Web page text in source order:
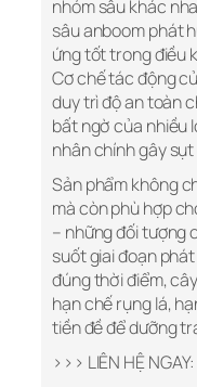
nhóm sâu khác
sâu anboom phát
ứng tốt trong điều
Cơ chế tác động
duy trì độ an toàn
bất ngờ của nhiều
nhân chính gây
Sản phẩm không
mà còn phù hợp
– những đối tượng
suốt giai đoạn
đúng thời điểm,
hạn chế rụng lá,
tiền đề để dưỡng
>>> LIÊN HỆ NGAY: